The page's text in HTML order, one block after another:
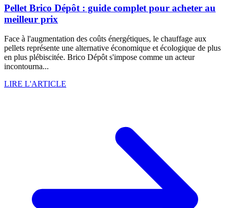
Pellet Brico Dépôt : guide complet pour acheter au
meilleur prix
Face à l'augmentation des coûts énergétiques, le chauffage aux
pellets représente une alternative économique et écologique de plus
en plus plébiscitée. Brico Dépôt s'impose comme un acteur
incontourna...
LIRE L'ARTICLE